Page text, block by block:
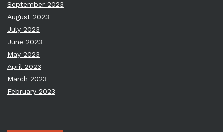
September 2023
August 2023
July 2023
June 2023
May 2023
April 2023
March 2023
February 2023